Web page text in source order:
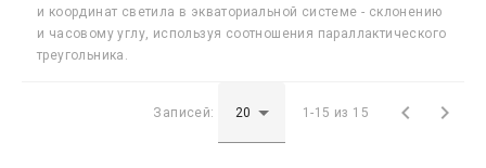
и координат светила в экваториальной системе - склонению
и часовому углу, используя соотношения параллактического
треугольника.
Записей: 1-15 из 15  